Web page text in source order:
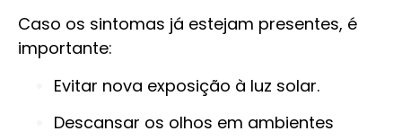
Caso os sintomas já estejam presentes, é
importante:
Evitar nova exposição à luz solar.
Descansar os olhos em ambientes